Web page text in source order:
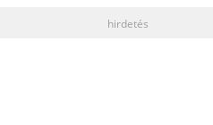
hirdetés